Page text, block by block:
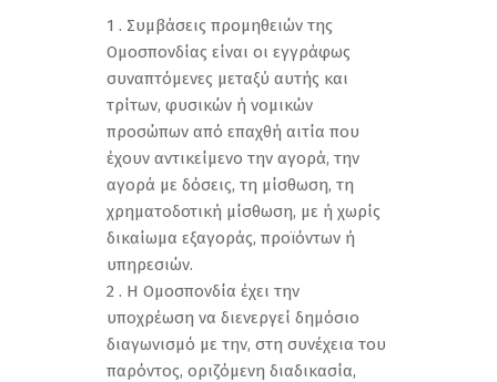
1 . Συμβάσεις προμηθειών της
Ομοσπονδίας είναι οι εγγράφως
συναπτόμενες μεταξύ αυτής και
τρίτων, φυσικών ή νομικών
προσώπων από επαχθή αιτία που
έχουν αντικείμενο την αγορά, την
αγορά με δόσεις, τη μίσθωση, τη
χρηματοδοτική μίσθωση, με ή χωρίς
δικαίωμα εξαγοράς, προϊόντων ή
υπηρεσιών.
2 . Η Ομοσπονδία έχει την
υποχρέωση να διενεργεί δημόσιο
διαγωνισμό με την, στη συνέχεια του
παρόντος, οριζόμενη διαδικασία,